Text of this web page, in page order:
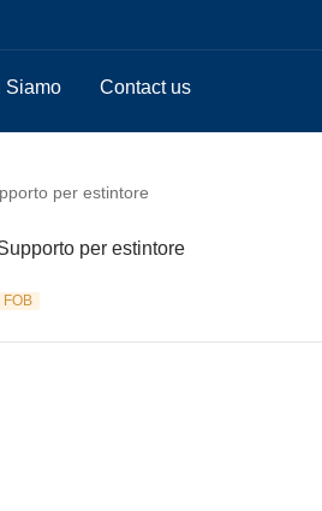
Siamo Contact us
per Estintore
per estintore
per estintore
FOB